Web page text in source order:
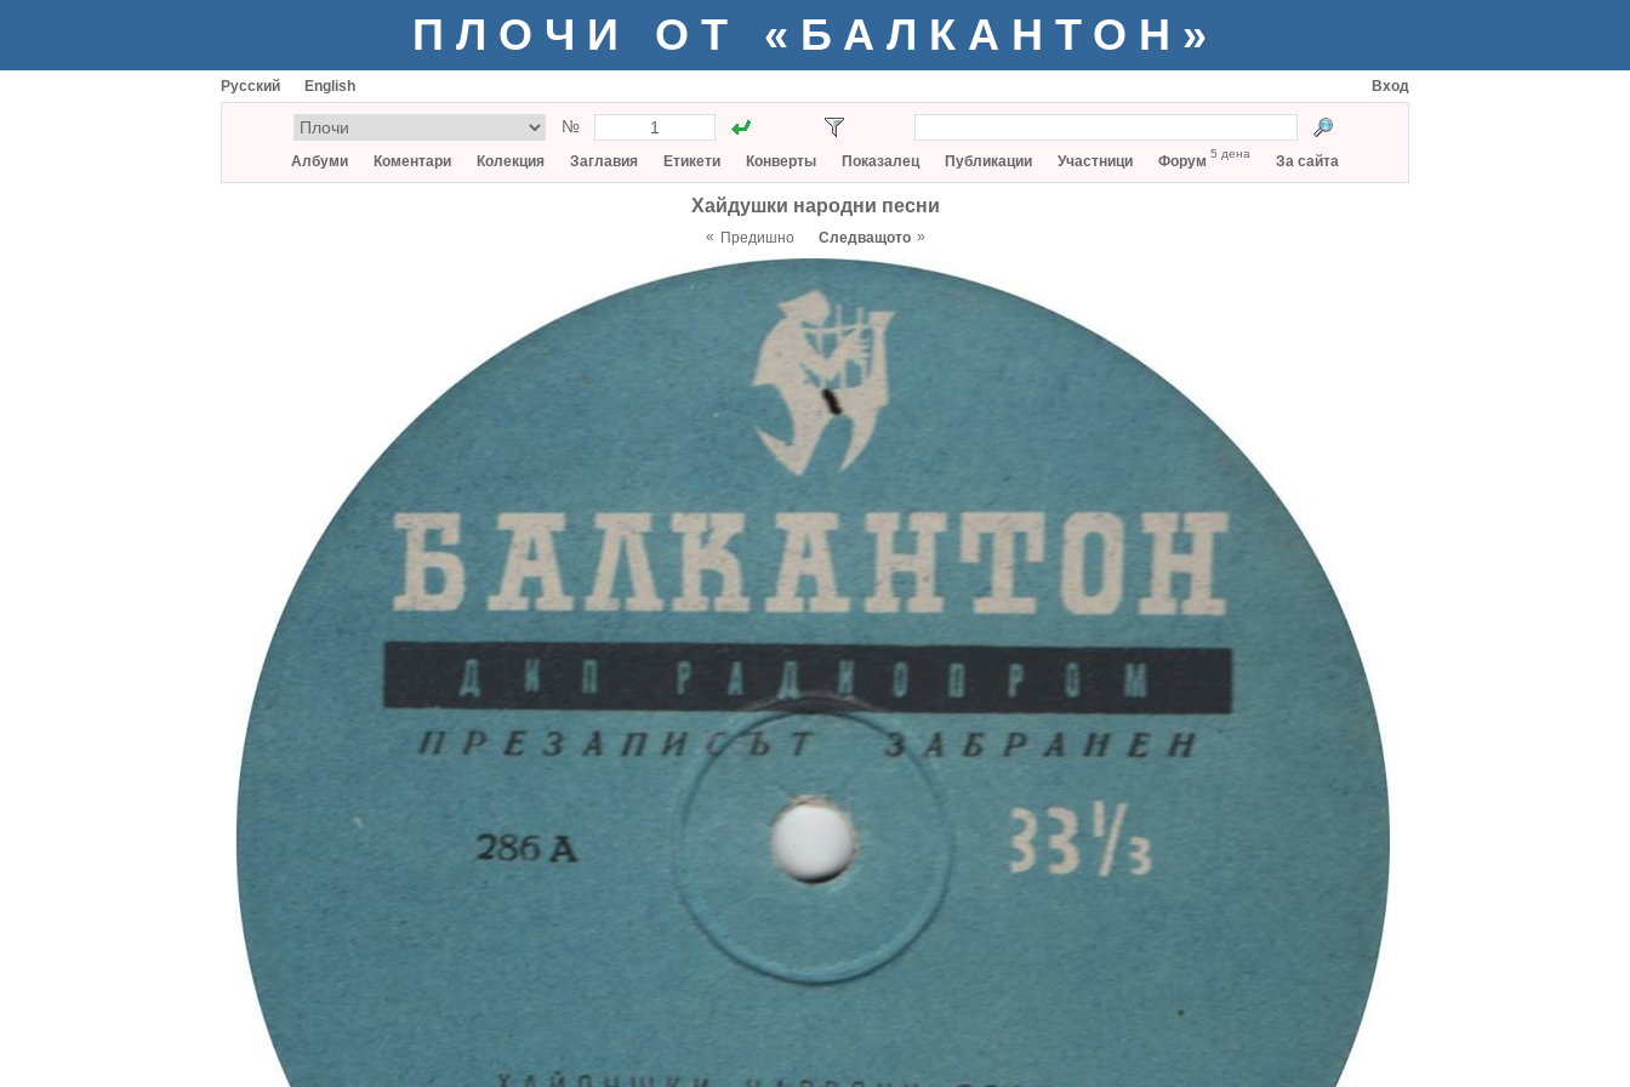
ПЛОЧИ ОТ «БАЛКАНТОН»
Русский English Вход
№
Албуми Коментари Колекция Заглавия Етикети Конверты Показалец Публикации Участници Форум 5 дена За сайта
Хайдушки народни песни
« Предишно Следващото »